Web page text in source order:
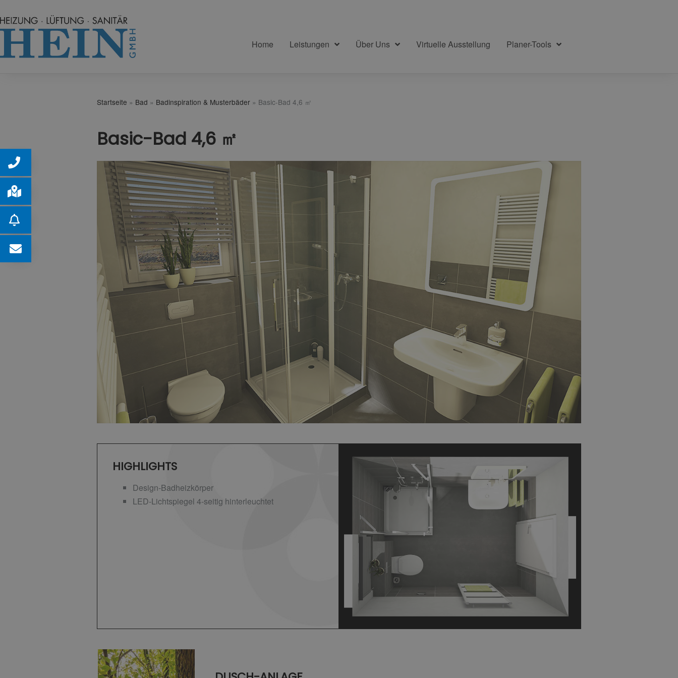
Home Leistungen Über Uns Virtuelle Ausstellung Planer-Tools
Startseite » Bad » Badinspiration & Musterbäder » Basic-Bad 4,6 ㎡
Basic-Bad 4,6 ㎡
HIGHLIGHTS
Design-Badheizkörper
LED-Lichtspiegel 4-seitig hinterleuchtet